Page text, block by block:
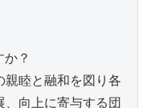
？
和を図り各
向上に寄与する団